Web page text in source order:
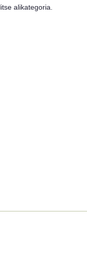
alikategoria.